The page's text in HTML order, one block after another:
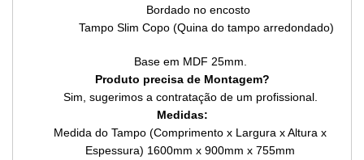
Bordado no encosto
Tampo Slim Copo (Quina do tampo arredondado)
Base em MDF 25mm.
Produto precisa de Montagem?
Sim, sugerimos a contratação de um profissional.
Medidas:
Medida do Tampo (Comprimento x Largura x Altura x
Espessura) 1600mm x 900mm x 755mm